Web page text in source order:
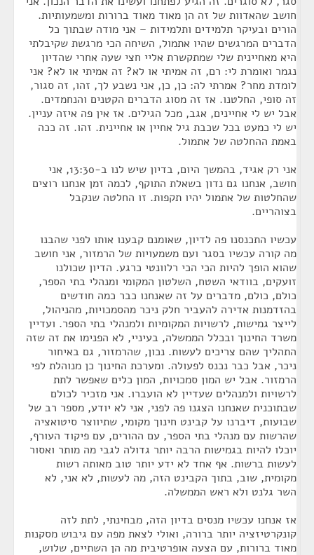
חושב שהאדוות של זה הן מאוד מאוד ברורות ומשמעותיות.
הורים ובעיקר תלמידים ותלמידות – אני מודה שבתוך כל
הדברים המרגשים שהיו אתמול, השיחה הכי מרגשת שקיבלתי
היא מאחיינית שלי שמתקשרת אליי חצי שעה אחרי שהדיון
נגמר ואומרת לי: רם, זה אמיתי או לא? זה אמיתי או לא? אני
לומדת מחר? אמרתי לה: כן, כן, אני נשבע לך, זהו, זה סגור,
זה סופי, החלטנו. אז זה מסוג הדברים הקטנים והנחמדים.
אבל יש לי אחיינים, אגב, מכל הגילים. אז אין פה איזה עניין.
יש לי כמעט בכל שכבת גיל אחיין או אחיינית. זהו. זה ככה
באמת ההחלטה של אתמול.
אני רק אגיד, בהמשך היום, בדיון שיש לנו ב-13:30, אני
חושב, אנחנו גם נדון בשאלת התוקף, לכמה זמן אנחנו רוצים
שהחלטות של אתמול יהיו תקפות. זו החלטה שנקבל
בצוהריים.
עכשיו התכנסנו פה לדיון, שאומנם קבענו אותו לפני שהבנו
מה קורה עכשיו בסגר ועם משמעויות של הרמזור, אני חושב
שהוא הופך להיות הכי הכי רלוונטי כרגע. הדיון שכולנו
זועקים, בוודאי השטח, השלטון המקומי ומנהלי בתי הספר,
כולם, כולם, מדברים על זה שאנחנו כבר כמה חודשים
בהזדמנות אדירה להעביר חלק ניכר מהסמכויות, מהניהול,
לייצר גמישות, לרשויות המקומיות ולמנהלי בתי הספר. ועדיין
משרד החינוך ובכלל הממשלה, בעיניי, לא הפנימו את זה שזה
התהליך שהם צריכים לעשות. נכון, שהרמזור, גם באיחור
ניכר, אבל כבר נכנס לפעולה. ומערכת החינוך כן מנוהלת לפי
הרמזור. אבל יש המון סמכויות, המון כלים שאפשר לתת
לרשויות ולמנהלים שעדיין לא הועברו. אני מזכיר לכולם
שבתוכנית שאנחנו הצגנו פה לפני, אני לא יודע, מספר רב של
שבועות, דיברנו על קבינט חינוך מקומי, שתיווצר סיטואציה
שהרשות עם מנהלי בתי הספר, עם ההורים, עם פיקוד העורף,
יוכלו להיות בגמישות הרבה יותר גדולה לגבי מה מותר ואסור
לעשות ברשות. אף אחד לא ידע יותר טוב מאותה רשות
מקומית, שוב, בתוך הקבינט הזה, מה לעשות, לא אני, לא
השר גלנט ולא ראש הממשלה.
אז אנחנו עכשיו מנסים בדיון הזה, מבחינתי, לתת לזה
קונקרטיזציה יותר ברורה, ואולי לצאת מפה עם גיבוש מסקנות
מאוד ברורות, עם הצעה אופרטיבית מה הן השתיים, שלוש,